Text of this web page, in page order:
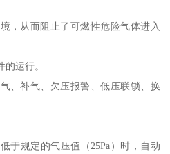
，从而阻止了可燃性危险气体进入
运行。
、补气、欠压报警、低压联锁、换
于规定的气压值（25Pa）时，自动